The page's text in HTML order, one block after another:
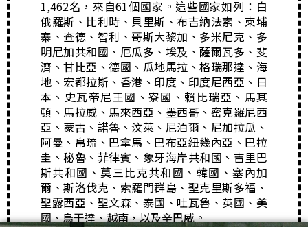
1,462名，來自61個國家。這些國家如列：白
俄羅斯、比利時、貝里斯、布吉納法索、柬埔
寨、查德、智利、哥斯大黎加、多米尼克、多
明尼加共和國、厄瓜多、埃及、薩爾瓦多、斐
濟、甘比亞、德國、瓜地馬拉、格瑞那達、海
地、宏都拉斯、香港、印度、印度尼西亞、日
本、史瓦帝尼王國、 寮國、賴比瑞亞、馬其
頓、馬拉威、馬來西亞、墨西哥、密克羅尼西
亞、蒙古、諾魯、汶萊、尼泊爾、尼加拉瓜、
阿曼、帛琉、巴拿馬、巴布亞紐幾內亞、巴拉
圭、秘魯、菲律賓、象牙海岸共和國、吉里巴
斯共和國、莫三比克共和國、韓國、塞內加
爾、斯洛伐克、索羅門群島、聖克里斯多福、
聖露西亞、聖文森、泰國、吐瓦魯、英國、美
國、烏干達、越南，以及辛巴威。